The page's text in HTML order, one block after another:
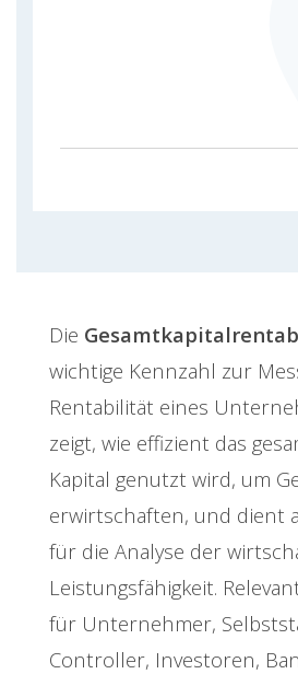
Die
wichtige Kennzahl zur
Rentabilität eines
zeigt, wie effizient das
Kapital genutzt wird, um
erwirtschaften, und dient
für die Analyse der
Leistungsfähigkeit.
für Unternehmer,
Controller, Investoren,